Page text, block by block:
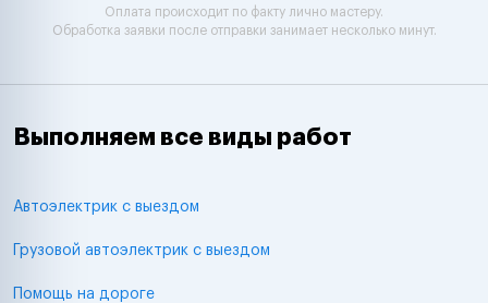
Оплата происходит по факту лично мастеру.
Обработка заявки после отправки занимает несколько минут.
Выполняем все виды работ
Автоэлектрик с выездом
Грузовой автоэлектрик с выездом
Помощь на дороге